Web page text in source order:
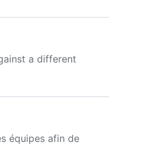
a different
équipes afin de